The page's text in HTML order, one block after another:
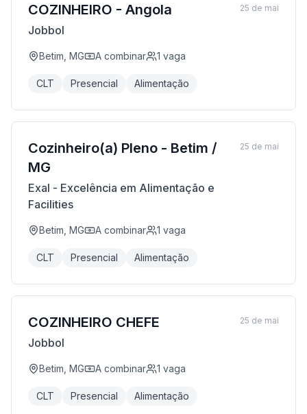
COZINHEIRO - Angola
Jobbol
Betim, MG A combinar 1 vaga
CLT Presencial Alimentação
25 de mai
Cozinheiro(a) Pleno - Betim /
MG
Exal - Excelência em Alimentação e
Facilities
Betim, MG A combinar 1 vaga
CLT Presencial Alimentação
25 de mai
COZINHEIRO CHEFE
Jobbol
Betim, MG A combinar 1 vaga
CLT Presencial Alimentação
25 de mai